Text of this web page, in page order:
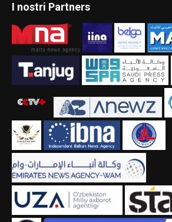
I nostri Partners